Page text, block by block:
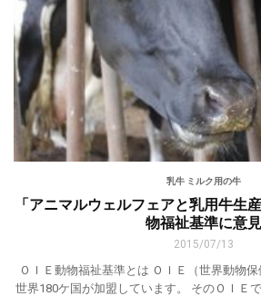
乳牛 ミルク用の牛
「アニマルウェルフェアと乳用牛生
物福祉基準に意見
2015/07/13
ＯＩＥ動物福祉基準とは ＯＩＥ（世界動物
世界180ケ国が加盟しています。 そのＯＩＥ